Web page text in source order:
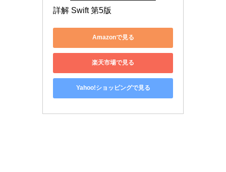
詳解 Swift 第5版
Amazonで見る
楽天市場で見る
Yahoo!ショッピングで見る